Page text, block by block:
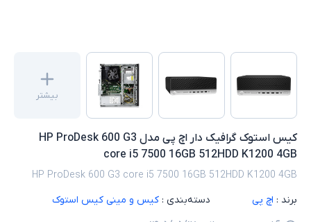
بیشتر
کیس استوک گرافیک دار اچ پی مدل HP ProDesk 600 G3
core i5 7500 16GB 512HDD K1200 4GB
HP ProDesk 600 G3 core i5 7500 16GB 512HDD K1200 4GB
برند : اچ پی دسته‌بندی : کیس و مینی کیس استوک